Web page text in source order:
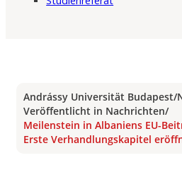
Andrássy Universität Budapest/
Veröffentlicht in Nachrichten/
Meilenstein in Albaniens EU-
Erste Verhandlungskapitel